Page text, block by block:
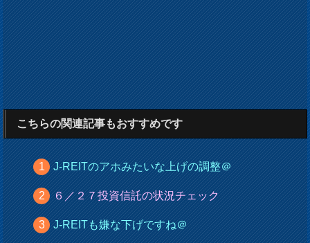
こちらの関連記事もおすすめです
J-REITのアホみたいな上げの調整＠
６／２７投資信託の状況チェック
J-REITも嫌な下げですね＠